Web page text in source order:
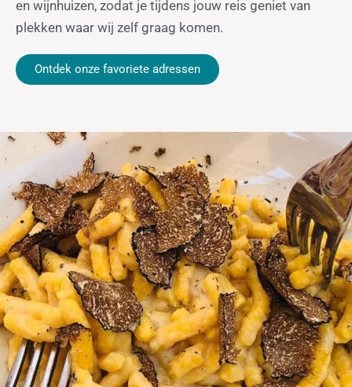
en wijnhuizen, zodat je tijdens jouw reis geniet van
plekken waar wij zelf graag komen.
Ontdek onze favoriete adressen